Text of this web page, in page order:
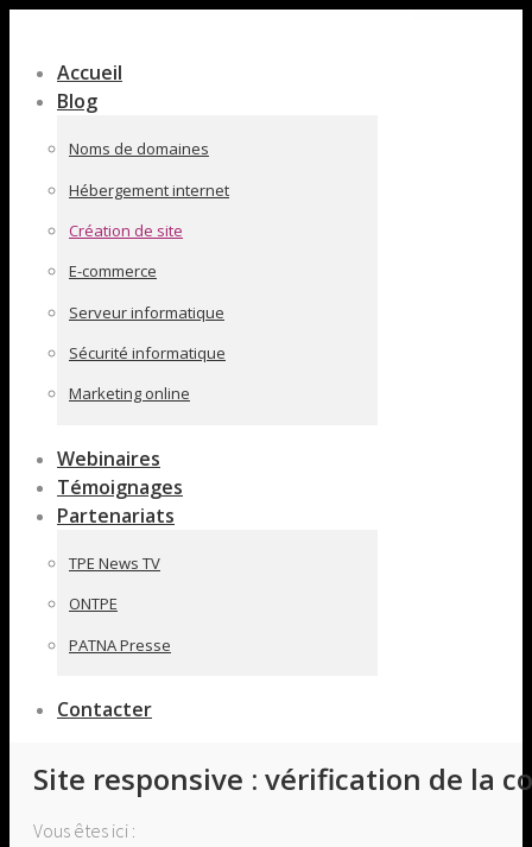
pleine
largeur
Accueil
Blog
Noms de domaines
Hébergement internet
Création de site
E-commerce
Serveur informatique
Sécurité informatique
Marketing online
Webinaires
Témoignages
Partenariats
TPE News TV
ONTPE
PATNA Presse
Contacter
Site responsive : vérification de la
Vous êtes ici :